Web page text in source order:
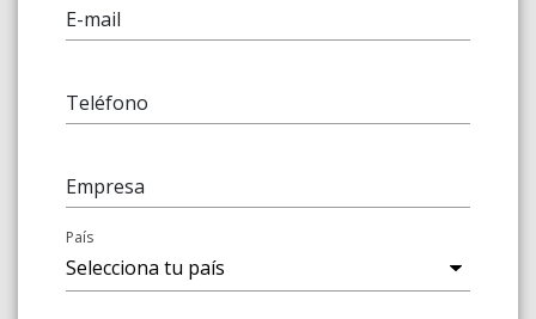
E-mail
Teléfono
Empresa
País